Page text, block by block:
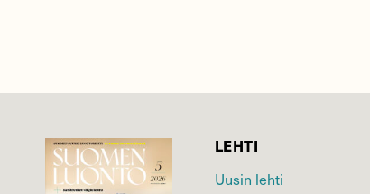
LEHTI
Uusin lehti